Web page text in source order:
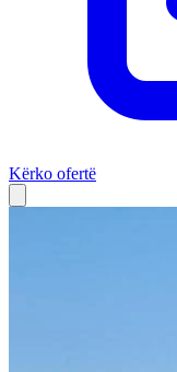
Kërko ofertë